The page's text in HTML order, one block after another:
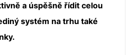
a úspěšně řídit celou
systém na trhu také